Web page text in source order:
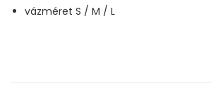
vázméret S / M / L